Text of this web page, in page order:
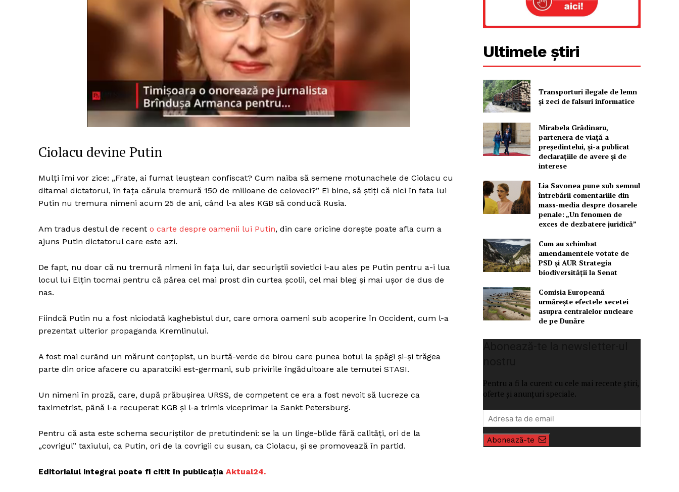
Un proiect
FREEDOM HOUSE
Despre noi / Echipa
Proiecte editoriale
Rețea
Ciolacu devine Putin
Mulți îmi vor zice: „Frate, ai fumat leuștean confiscat? Cum naiba să semene motunachele de Ciolacu cu
ditamai dictatorul, în fața căruia tremură 150 de milioane de celoveci?” Ei bine, să știți că nici în fata lui
Putin nu tremura nimeni acum 25 de ani, când l-a ales KGB să conducă Rusia.
Am tradus destul de recent o carte despre oamenii lui Putin, din care oricine dorește poate afla cum a
ajuns Putin dictatorul care este azi.
De fapt, nu doar că nu tremură nimeni în fața lui, dar securiștii sovietici l-au ales pe Putin pentru a-i lua
locul lui Elțin tocmai pentru că părea cel mai prost din curtea școlii, cel mai bleg și mai ușor de dus de
nas.
Fiindcă Putin nu a fost niciodată kaghebistul dur, care omora oameni sub acoperire în Occident, cum l-a
prezentat ulterior propaganda Kremlinului.
A fost mai curând un mărunt conțopist, un burtă-verde de birou care punea botul la șpăgi și-și trăgea
parte din orice afacere cu aparatciki est-germani, sub privirile îngăduitoare ale temutei STASI.
Un nimeni în proză, care, după prăbușirea URSS, de competent ce era a fost nevoit să lucreze ca
taximetrist, până l-a recuperat KGB și l-a trimis viceprimar la Sankt Petersburg.
Pentru că asta este schema securiștilor de pretutindeni: se ia un linge-blide fără calități, ori de la
„covrigul” taxiului, ca Putin, ori de la covrigii cu susan, ca Ciolacu, și se promovează în partid.
Editorialul integral poate fi citit în publicația Aktual24.
Ultimele știri
Transporturi ilegale de lemn
și zeci de falsuri informatice
Mirabela Grădinaru,
partenera de viață a
președintelui, și-a publicat
declarațiile de avere și de
interese
Lia Savonea pune sub semnul
întrebării comentariile din
mass-media despre dosarele
penale: „Un fenomen de
exces de dezbatere juridică”
Cum au schimbat
amendamentele votate de
PSD și AUR Strategia
biodiversității la Senat
Comisia Europeană
urmărește efectele secetei
asupra centralelor nucleare
de pe Dunăre
Pentru a fi la curent cu cele mai recente știri,
oferte și anunțuri speciale.
Abonează-te